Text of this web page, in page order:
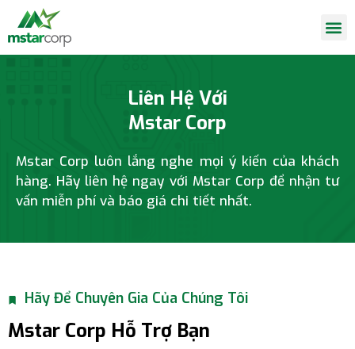
Liên Hệ Với
Mstar Corp
Mstar Corp luôn lắng nghe mọi ý kiến của khách
hàng. Hãy liên hệ ngay với Mstar Corp để nhận tư
vấn miễn phí và báo giá chi tiết nhất.
Hãy Để Chuyên Gia Của Chúng Tôi
Mstar Corp Hỗ Trợ Bạn